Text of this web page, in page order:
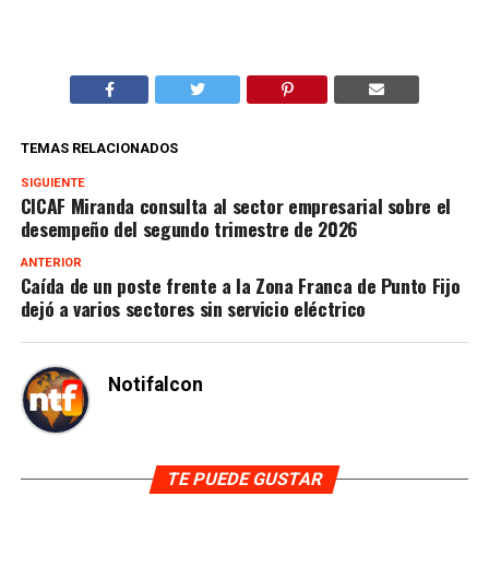
TEMAS RELACIONADOS
SIGUIENTE
CICAF Miranda consulta al sector empresarial sobre el
desempeño del segundo trimestre de 2026
ANTERIOR
Caída de un poste frente a la Zona Franca de Punto Fijo
dejó a varios sectores sin servicio eléctrico
Notifalcon
TE PUEDE GUSTAR